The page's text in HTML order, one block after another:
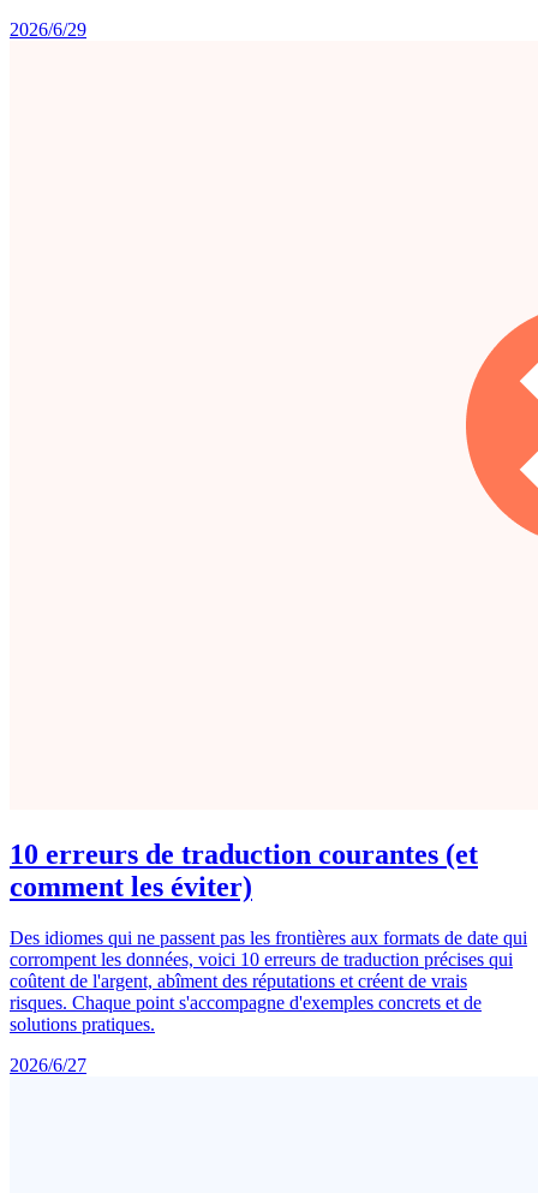
2026/6/29
10 erreurs de traduction courantes (et
comment les éviter)
Des idiomes qui ne passent pas les frontières aux formats de date qui
corrompent les données, voici 10 erreurs de traduction précises qui
coûtent de l'argent, abîment des réputations et créent de vrais
risques. Chaque point s'accompagne d'exemples concrets et de
solutions pratiques.
2026/6/27